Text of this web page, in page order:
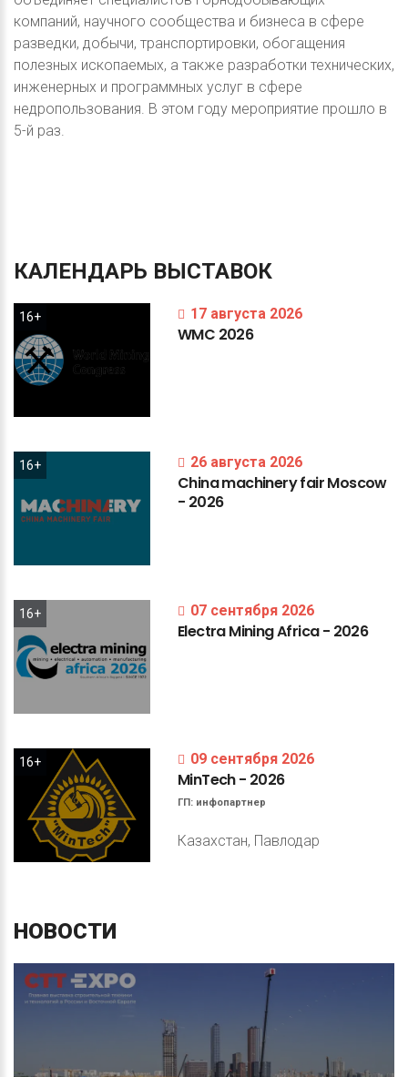
компаний, научного сообщества и бизнеса в сфере
разведки, добычи, транспортировки, обогащения
полезных ископаемых, а также разработки технических,
инженерных и программных услуг в сфере
недропользования. В этом году мероприятие прошло в
5-й раз.
КАЛЕНДАРЬ ВЫСТАВОК
16+ 17 августа 2026
WMC 2026
16+ 26 августа 2026
ChinamachineryfairMoscow
- 2026
16+ 07 сентября 2026
ElectraMiningAfrica- 2026
16+ 09 сентября 2026
MinTech- 2026
ГП: инфопартнер
Казахстан, Павлодар
НОВОСТИ